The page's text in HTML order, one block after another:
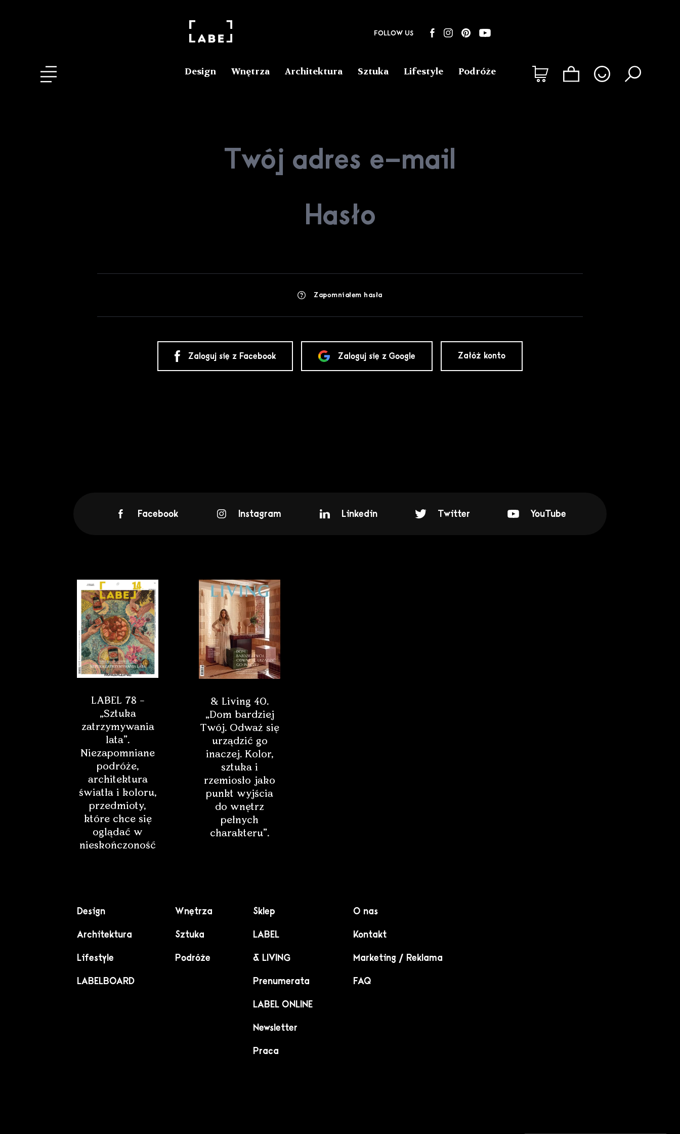
FOLLOW US
Design Wnętrza Architektura Sztuka Lifestyle Podróże
Zapomniałem hasła
Zaloguj się z Facebook Zaloguj się z Google Załóż konto
Facebook Instagram Linkedin Twitter YouTube
LABEL 78 –
„Sztuka
zatrzymywania
lata”.
Niezapomniane
podróże,
architektura
światła i koloru,
przedmioty,
które chce się
oglądać w
nieskończoność
& Living 40.
„Dom bardziej
Twój. Odważ się
urządzić go
inaczej. Kolor,
sztuka i
rzemiosło jako
punkt wyjścia
do wnętrz
pełnych
charakteru”.
Design Wnętrza
Architektura Sztuka
Lifestyle Podróże
LABELBOARD
Sklep
LABEL
& LIVING
Prenumerata
LABEL ONLINE
Newsletter
Praca
O nas
Kontakt
Marketing / Reklama
FAQ